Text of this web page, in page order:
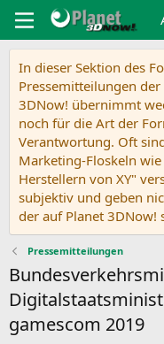
In dieser Sektion des
Pressemitteilungen
3DNow! übernimmt
noch für die Art der
Verantwortung. Oft
Marketing-Floskeln
Herstellern von XY"
subjektiv und geben
der auf Planet 3DNow!
Pressemitteilungen
gamescom 2019